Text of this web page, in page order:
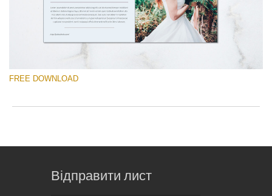
Free download
FREE DOWNLOAD
Відправити лист